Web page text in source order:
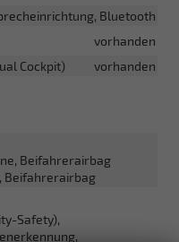
Bluetooth
vorhanden
Cockpit)
vorhanden
Beifahrerairbag
Beifahrerairbag
Safety),